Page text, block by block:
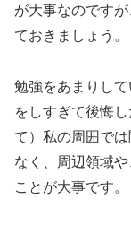
が大事なのです
ておきましょう。
勉強をあまりし
をしすぎて後悔
て）私の周囲で
なく、周辺領域
ことが大事です。